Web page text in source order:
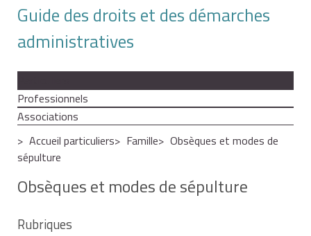
Guide des droits et des démarches
administratives
Professionnels
Associations
Accueil particuliers
Famille
Obsèques et modes de
sépulture
Obsèques et modes de sépulture
Rubriques